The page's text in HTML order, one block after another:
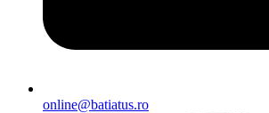
online@batiatus.ro